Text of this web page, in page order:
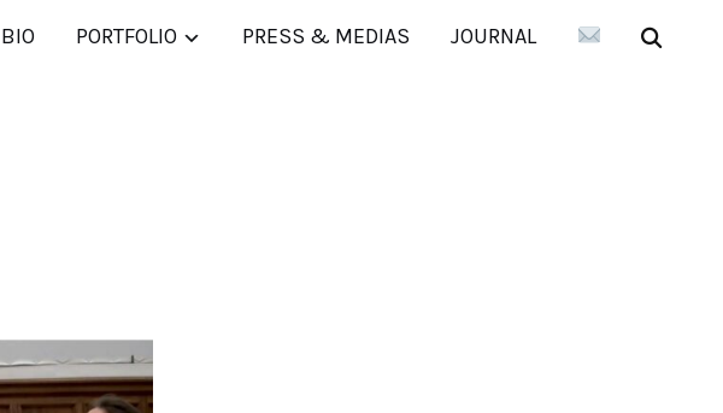
BIO PORTFOLIO PRESS & MEDIAS JOURNAL